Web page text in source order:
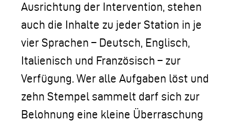
Ausrichtung der Intervention, stehen
auch die Inhalte zu jeder Station in je
vier Sprachen – Deutsch, Englisch,
Italienisch und Französisch – zur
Verfügung. Wer alle Aufgaben löst und
zehn Stempel sammelt darf sich zur
Belohnung eine kleine Überraschung